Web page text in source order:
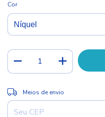
Cor
Entregas para o CEP:
Meios de envio